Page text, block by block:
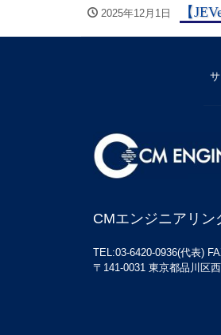
2025年12月1日 【
CMエンジニアリン
TEL:03-6420-0936(代表)
〒141-0031 東京都品川区